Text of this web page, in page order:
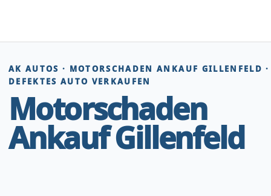
springen
AK AUTOS · MOTORSCHADEN ANKAUF GILLENFELD ·
DEFEKTES AUTO VERKAUFEN
Motorschaden
Ankauf Gillenfeld